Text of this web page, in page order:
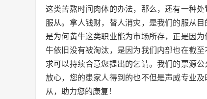
这类苦熬时间肉体的办法，那么，还有一种
服从。拿人钱财，替人消灾，是我们的服从
是为何黄牛这类职业能为市场所存，正是因
牛依旧没有被淘汰，是因为我们内部也在截
求可以持续合意您提出的乞请。我们的票源
放心，您的患家人得到的也不但是声威专业
从，助力您的康复！